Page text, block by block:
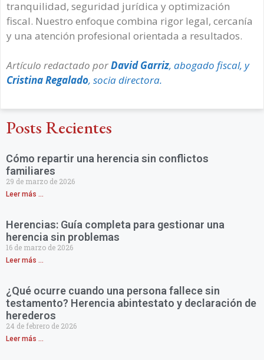
tranquilidad, seguridad jurídica y optimización
fiscal. Nuestro enfoque combina rigor legal, cercanía
y una atención profesional orientada a resultados.
Artículo redactado porDavid Garriz, abogado fiscal, y
Cristina Regalado, socia directora.
Posts Recientes
Cómo repartir una herencia sin conflictos
familiares
29 de marzo de 2026
Leer más ...
Herencias: Guía completa para gestionar una
herencia sin problemas
16 de marzo de 2026
Leer más ...
¿Qué ocurre cuando una persona fallece sin
testamento? Herencia abintestato y declaración de
herederos
24 de febrero de 2026
Leer más ...